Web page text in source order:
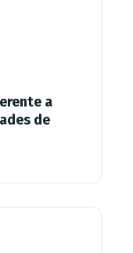
a
de